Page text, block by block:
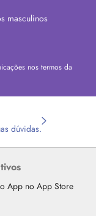
masculinos
nos termos da
dúvidas.